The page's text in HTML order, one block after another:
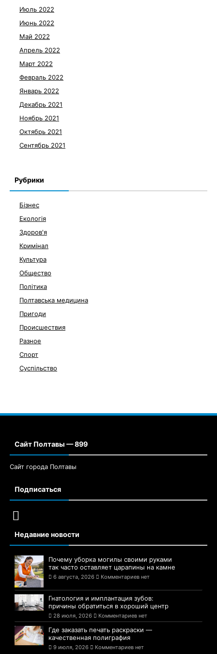
Июль 2022
Июнь 2022
Май 2022
Апрель 2022
Март 2022
Февраль 2022
Январь 2022
Декабрь 2021
Ноябрь 2021
Октябрь 2021
Сентябрь 2021
Рубрики
Бізнес
Екологія
Здоров'я
Кримінал
Культура
Общество
Політика
Полтавська медицина
Пригоди
Происшествия
Разное
Спорт
Суспільство
Сайт Полтавы — 899
Сайт города Полтавы
Подписаться
Недавние новости
Почему уборка могилы своими руками
так часто оставляет царапины на камне
6 августа, 2026 Комментариев нет
Гнатология и имплантация зубов:
причины обратиться в хороший центр
28 июля, 2026 Комментариев нет
Где заказать печать раскраски —
качественная полиграфия
9 июля, 2026 Комментариев нет